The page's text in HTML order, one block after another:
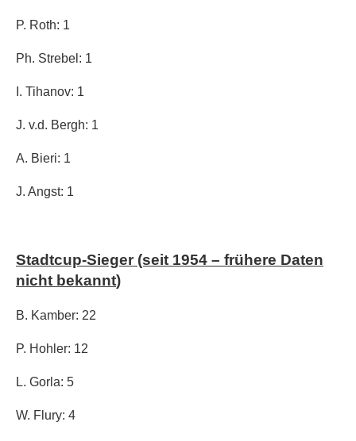
P. Roth: 1
Ph. Strebel: 1
I. Tihanov: 1
J. v.d. Bergh: 1
A. Bieri: 1
J. Angst: 1
Stadtcup-Sieger (seit 1954 – frühere Daten
nicht bekannt)
B. Kamber: 22
P. Hohler: 12
L. Gorla: 5
W. Flury: 4